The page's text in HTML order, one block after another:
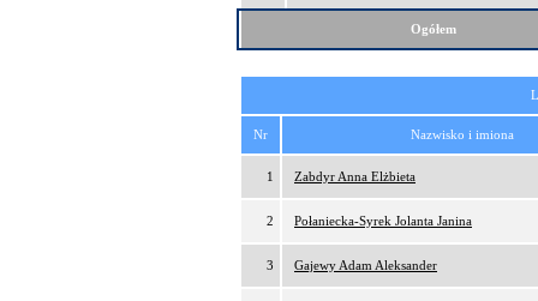
Ogółem
Nr Nazwisko i imiona
1 Zabdyr Anna Elżbieta
2 Połaniecka-Syrek Jolanta Janina
3 Gajewy Adam Aleksander